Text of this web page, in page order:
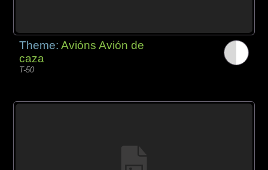
Theme:Avións Avión de
caza
T-50